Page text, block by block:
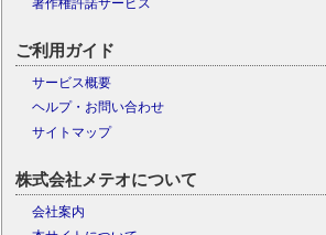
著作権許諾サービス
ご利用ガイド
サービス概要
ヘルプ・お問い合わせ
サイトマップ
株式会社メテオについて
会社案内